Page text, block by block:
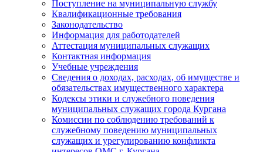
Поступление на муниципальную службу
Квалификационные требования
Законодательство
Информация для работодателей
Аттестация муниципальных служащих
Контактная информация
Учебные учреждения
Сведения о доходах, расходах, об имуществе и
обязательствах имущественного характера
Кодексы этики и служебного поведения
муниципальных служащих города Кургана
Комиссии по соблюдению требований к
служебному поведению муниципальных
служащих и урегулированию конфликта